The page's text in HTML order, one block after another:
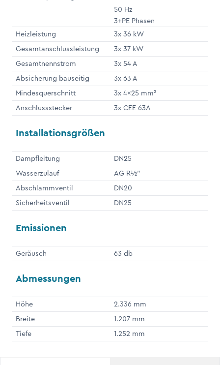
50 Hz
3+PE Phasen
Heizleistung
3x 36 kW
Gesamtanschlussleistung
3x 37 kW
Gesamtnennstrom
3x 54 A
Absicherung bauseitig
3x 63 A
Mindesquerschnitt
3x 4x25 mm²
Anschlussstecker
3x CEE 63A
Installationsgrößen
Dampfleitung
DN25
Wasserzulauf
AG R½"
Abschlammventil
DN20
Sicherheitsventil
DN25
Emissionen
Geräusch 63 db
Abmessungen
Höhe
2.336 mm
Breite
1.207 mm
Tiefe
1.252 mm